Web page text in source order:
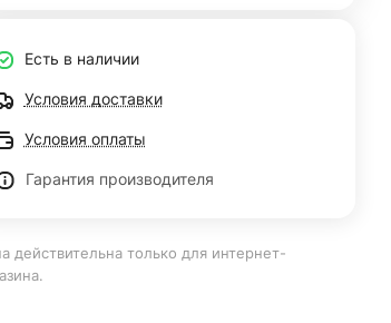
Есть в наличии
Условия доставки
Условия оплаты
Гарантия производителя
действительна только для интернет-